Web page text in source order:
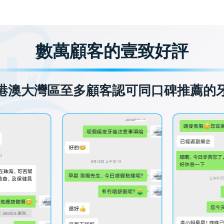
數萬顧客的壹致好評
澳大灣區至多顧客認可同口碑推薦的